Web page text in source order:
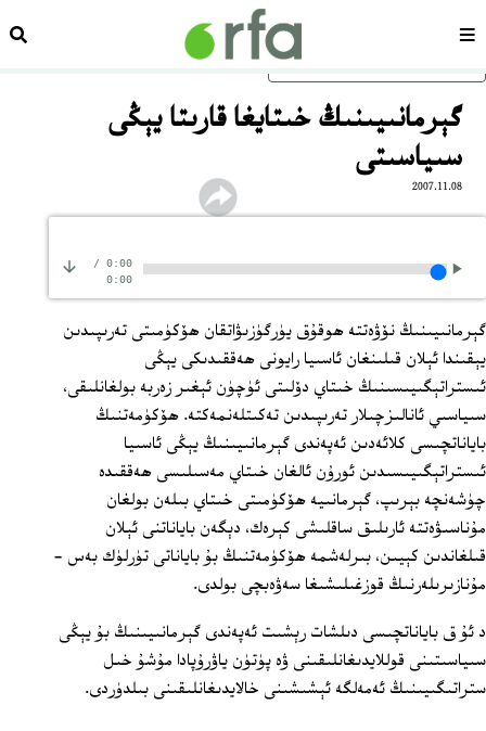
ئاساسلىق مەزمۇنغا ئاتلاڭسەھىپە
گېرمانىيىنىڭ خىتايغا قارىتا يېڭى
سىياسىتى
2007.11.08
0:00
/
0:00
گېرمانىيىنىڭ نۆۋەتتە ھوقۇق يۈرگۈزىۋاتقان ھۆكۈمىتى تەرىپىدىن
يېقىندا ئېلان قىلىنغان ئاسىيا رايونى ھەققىدىكى يېڭى
ئىستراتېگىيىسىنىڭ خىتاي دۆلىتى ئۈچۈن ئېغىر زەربە بولغانلىقى،
سىياسىي ئانالىزچىلار تەرىپىدىن تەكىتلەنمەكتە. ھۆكۈمەتنىڭ
باياناتچىسى كلائەدىن ئەپەندى گېرمانىيىنىڭ يېڭى ئاسىيا
ئىستراتېگىيىسىدىن ئورۇن ئالغان خىتاي مەسىلىسى ھەققىدە
چۈشەنچە بېرىپ، گېرمانىيە ھۆكۈمىتى خىتاي بىلەن بولغان
مۇناسىۋەتتە ئارىلىق ساقلىشى كېرەك، دېگەن باياناتنى ئېلان
قىلغاندىن كېيىن، بىرلەشمە ھۆكۈمەتنىڭ بۇ باياناتى تۈرلۈك بەس -
مۇنازىرىلەرنىڭ قوزغىلىشىغا سەۋەبچى بولدى.
د ئۇ ق باياناتچىسى دىلشات رېشىت ئەپەندى گېرمانىيىنىڭ بۇ يېڭى
سىياسىتىنى قوللايدىغانلىقىنى ۋە پۈتۈن ياۋرۇپادا مۇشۇ خىل
ستراتىگىيىنىڭ ئەمەلگە ئېشىشىنى خالايدىغانلىقىنى بىلدۈردى.